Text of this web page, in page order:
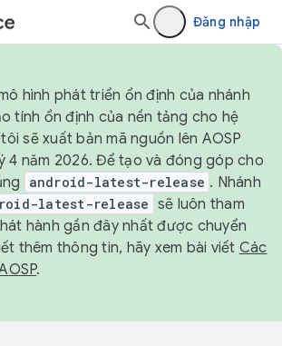
Đăng nhập
hình phát triển ổn định của nhánh
tính ổn định của nền tảng cho hệ
sẽ xuất bản mã nguồn lên AOSP
4 năm 2026. Để tạo và đóng góp cho
android-latest-release . Nhánh
latest-release sẽ luôn tham
hành gần đây nhất được chuyển
thêm thông tin, hãy xem bài viết Các
.